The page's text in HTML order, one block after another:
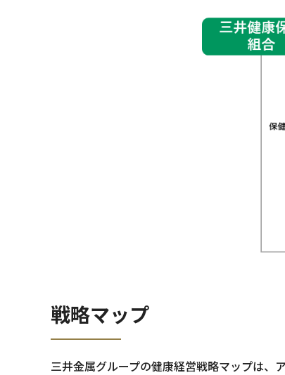
戦略マップ
三井金属グループの健康経営戦略マップは、